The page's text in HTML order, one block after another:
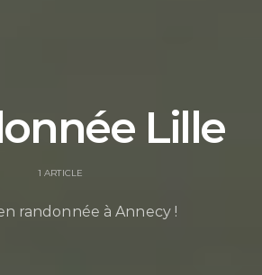
Lille
1 ARTICLE
randonnée à Annecy !